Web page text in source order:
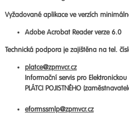
Vyžadované aplikace ve verzích
Adobe Acrobat Reader verze 6.0
Technická podpora je zajištěna na tel.
platce@zpmvcr.cz
Informační servis pro
PLÁTCI POJISTNÉHO
eformssmlp@zpmvcr.cz